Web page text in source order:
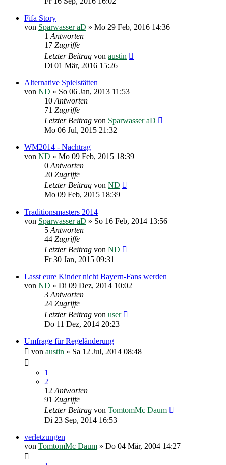
Fifa Story
von Sparwasser aD » Mo 29 Feb, 2016 14:36
1Antworten
17 Zugriffe
Letzter Beitrag von austin
Di 01 Mär, 2016 15:26
Alternative Spielstätten
von ND » So 06 Jan, 2013 11:53
10Antworten
71 Zugriffe
Letzter Beitrag von Sparwasser aD
Mo 06 Jul, 2015 21:32
WM2014 - Nachtrag
von ND » Mo 09 Feb, 2015 18:39
0Antworten
20 Zugriffe
Letzter Beitrag von ND
Mo 09 Feb, 2015 18:39
Traditionsmasters 2014
von Sparwasser aD » So 16 Feb, 2014 13:56
5Antworten
44 Zugriffe
Letzter Beitrag von ND
Fr 30 Jan, 2015 09:31
Lasst eure Kinder nicht Bayern-Fans werden
von ND » Di 09 Dez, 2014 10:02
3Antworten
24 Zugriffe
Letzter Beitrag von user
Do 11 Dez, 2014 20:23
Umfrage für Regeländerung
von austin » Sa 12 Jul, 2014 08:48
1
2
12Antworten
91 Zugriffe
Letzter Beitrag von TomtomMc Daum
Di 23 Sep, 2014 16:53
verletzungen
von TomtomMc Daum » Do 04 Mär, 2004 14:27